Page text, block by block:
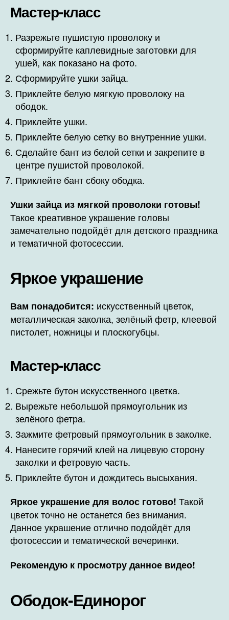
Мастер-класс
Разрежьте пушистую проволоку и
сформируйте каплевидные заготовки для
ушей, как показано на фото.
Сформируйте ушки зайца.
Приклейте белую мягкую проволоку на
ободок.
Приклейте ушки.
Приклейте белую сетку во внутренние ушки.
Сделайте бант из белой сетки и закрепите в
центре пушистой проволокой.
Приклейте бант сбоку ободка.
Ушки зайца из мягкой проволоки готовы!
Такое креативное украшение головы
замечательно подойдёт для детского праздника
и тематичной фотосессии.
Яркое украшение
Вам понадобится: искусственный цветок,
металлическая заколка, зелёный фетр, клеевой
пистолет, ножницы и плоскогубцы.
Мастер-класс
Срежьте бутон искусственного цветка.
Вырежьте небольшой прямоугольник из
зелёного фетра.
Зажмите фетровый прямоугольник в заколке.
Нанесите горячий клей на лицевую сторону
заколки и фетровую часть.
Приклейте бутон и дождитесь высыхания.
Яркое украшение для волос готово! Такой
цветок точно не останется без внимания.
Данное украшение отлично подойдёт для
фотосессии и тематической вечеринки.
Рекомендую к просмотру данное видео!
Ободок-Единорог